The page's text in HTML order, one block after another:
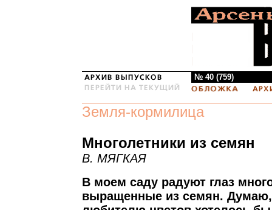
№ 40 (759)
Земля-кормилица
Многолетники из семян
В. МЯГКАЯ
В моем саду радуют глаз
выращенные из семян.